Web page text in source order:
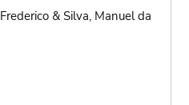
& Silva, Manuel da